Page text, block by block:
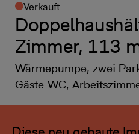
Verkauft
Zimmer, 113
Wärmepumpe, zwei
Gäste-WC,